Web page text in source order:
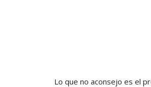
Lo que no aconsejo es el